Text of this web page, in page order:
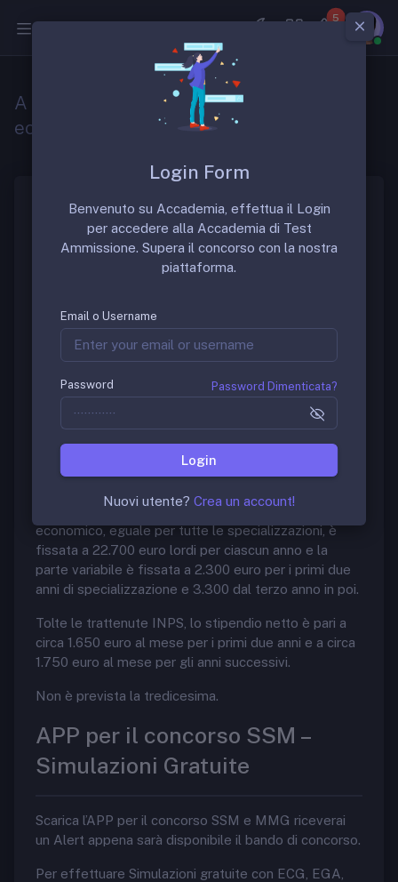
5
A quanto ammonta il trattamento
economico dello specializzando?
Il trattamento economico è corrisposto mensilmente
dalle Università presso cui operano le scuole di
specializzazione e, come definito dalla Legge n. 266
tutte le specializzazioni e per tutta la durata del
corso, e da una parte variabile, ed è determinato
annualmente con decreto del Presidente del
dell’Istruzione, dell’Università e della Ricerca, di
concerto con il Ministro della Salute e con il Ministro
dell’Economia e delle finanze, avuto riguardo
preferibilmente al percorso formativo degli ultimi tre
anni. La parte variabile non potrà eccedere il 15 per
Attualmente la quota fissa del trattamento
economico, eguale per tutte le specializzazioni, è
fissata a 22.700 euro lordi per ciascun anno e la
parte variabile è fissata a 2.300 euro per i primi due
anni di specializzazione e 3.300 dal terzo anno in poi.
Tolte le trattenute INPS, lo stipendio netto è pari a
circa 1.650 euro al mese per i primi due anni e a circa
1.750 euro al mese per gli anni successivi.
Non è prevista la tredicesima.
APP per il concorso SSM –
Simulazioni Gratuite
Scarica l’APP per il concorso SSM e MMG riceverai
un Alert appena sarà disponibile il bando di concorso.
Per effettuare Simulazioni gratuite con ECG, EGA,
Login Form
Benvenuto su Accademia, effettua il Login
per accedere alla Accademia di Test
Ammissione. Supera il concorso con la nostra
piattaforma.
Email o Username
Password Password Dimenticata?
Login
Nuovi utente? Crea un account!